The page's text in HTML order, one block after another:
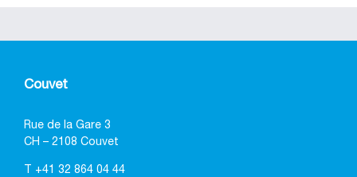
Couvet
Rue de la Gare 3
CH – 2108 Couvet
+41 32 864 04 44